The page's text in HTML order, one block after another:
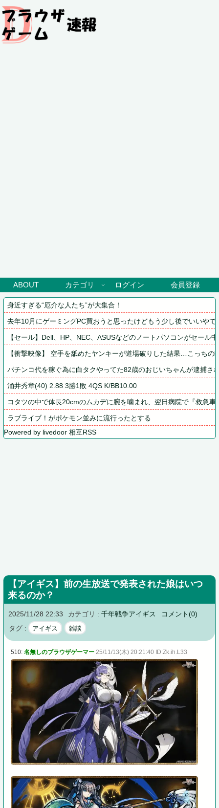
ABOUT カテゴリ ログイン 会員登録
身近すぎる“厄介な人たち”が大集合！
去年10月にゲーミングPC買おうと思ったけどもう少し後でいいや
【セール】Dell、HP、NEC、ASUSなどのノートパソコンがセール
【衝撃映像】 空手を舐めたヤンキーが道場破りした結果…こっち
パチンコ代を稼ぐ為に白タクやってた82歳のおじいちゃんが逮捕さ
涌井秀章(40) 2.88 3勝1敗 4QS K/BB10.00
コタツの中で体長20cmのムカデに腕を噛まれ、翌日病院で『救急
ラブライブ！がポケモン並みに流行ったとする
Powered by livedoor 相互RSS
【アイギス】前の生放送で発表された娘はいつ
来るのか？
2025/11/28 22:33 カテゴリ :千年戦争アイギス
コメント(0)
タグ :
アイギス 雑談
510:名無しのブラウザゲーマー 25/11/13(木) 20:21:40 ID:Zk.ih.L33